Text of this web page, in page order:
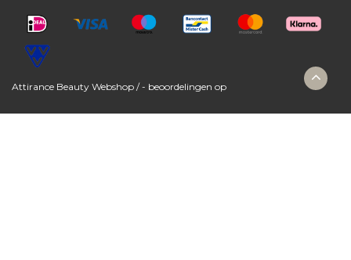
Attirance Beauty Webshop /- beoordelingen op